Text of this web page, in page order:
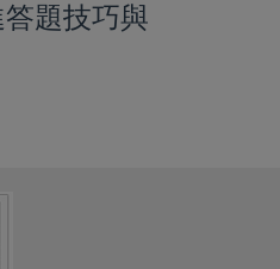
題技巧與